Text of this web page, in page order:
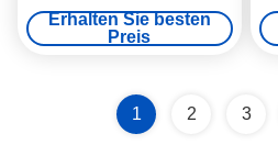
zwei Ladeköpfen
Erhalten Sie besten
Preis
1 2 3